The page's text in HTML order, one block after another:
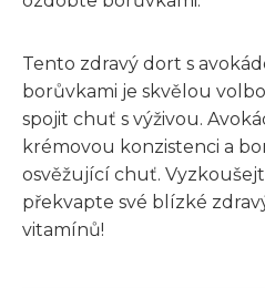
Tento zdravý dort s
borůvkami je skvělou
spojit chuť s výživou.
krémovou konzistenci a
osvěžující chuť.
překvapte své blízké
vitamínů!